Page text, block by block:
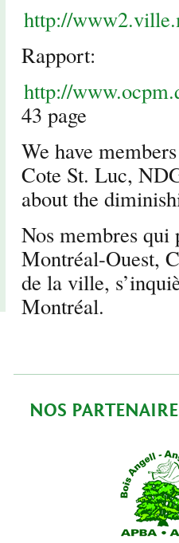
http://
Rapport:
http://
43 page
We have
Cote St. Luc,
about the
Nos membres
Montréal-Ouest,
de la ville,
Montréal.
NOS